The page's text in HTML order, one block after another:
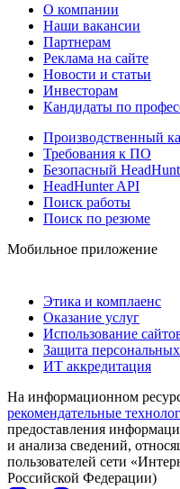
О компании
Наши вакансии
Партнерам
Реклама на сайте
Новости и статьи
Инвесторам
Кандидаты по
Производственный
Требования к ПО
Безопасный
HeadHunter API
Поиск работы
Поиск по резюме
Мобильное приложение
Этика и комплаенс
Оказание услуг
Использование
Защита
ИТ аккредитация
На информационном
рекомендательные
предоставления
и анализа сведений,
пользователей сети
Российской Федерации)